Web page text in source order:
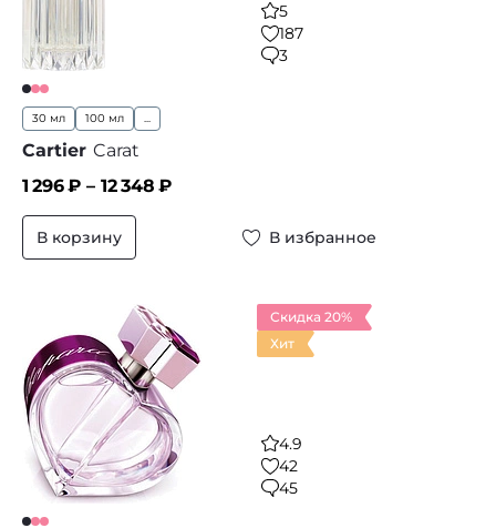
5
187
3
30 мл 100 мл ...
Cartier Carat
1 296₽ – 12 348 ₽
В корзину В избранное
Скидка 20%
Хит
4.9
42
45